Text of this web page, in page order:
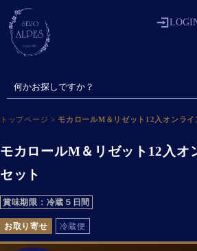
トップページ > モカロールM＆リゼット12入オンライ
モカロールM＆リゼット12入オ
セット
賞味期限：冷蔵５日間
お取り寄せ 冷蔵便